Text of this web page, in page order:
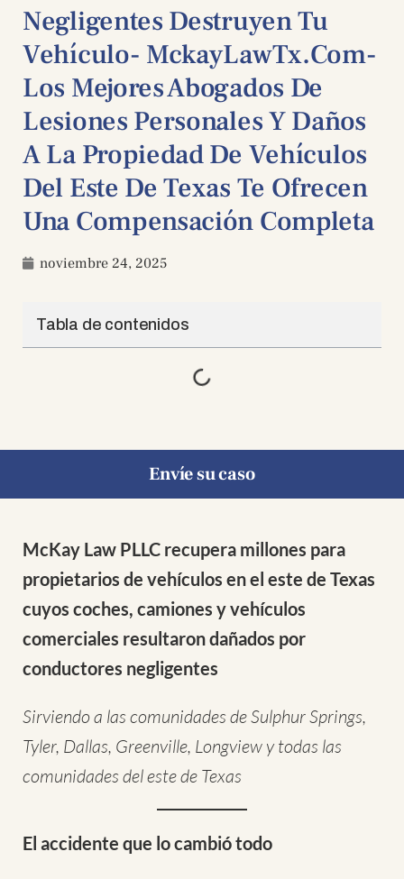
Negligentes Destruyen Tu
Vehículo- MckayLawTx.com-
Los Mejores Abogados De
Lesiones Personales Y Daños
A La Propiedad De Vehículos
Del Este De Texas Te Ofrecen
Una Compensación Completa
noviembre 24, 2025
Tabla de contenidos
Envíe su caso
McKay Law PLLC recupera millones para
propietarios de vehículos en el este de Texas
cuyos coches, camiones y vehículos
comerciales resultaron dañados por
conductores negligentes
Sirviendo a las comunidades de Sulphur Springs,
Tyler, Dallas, Greenville, Longview y todas las
comunidades del este de Texas
El accidente que lo cambió todo